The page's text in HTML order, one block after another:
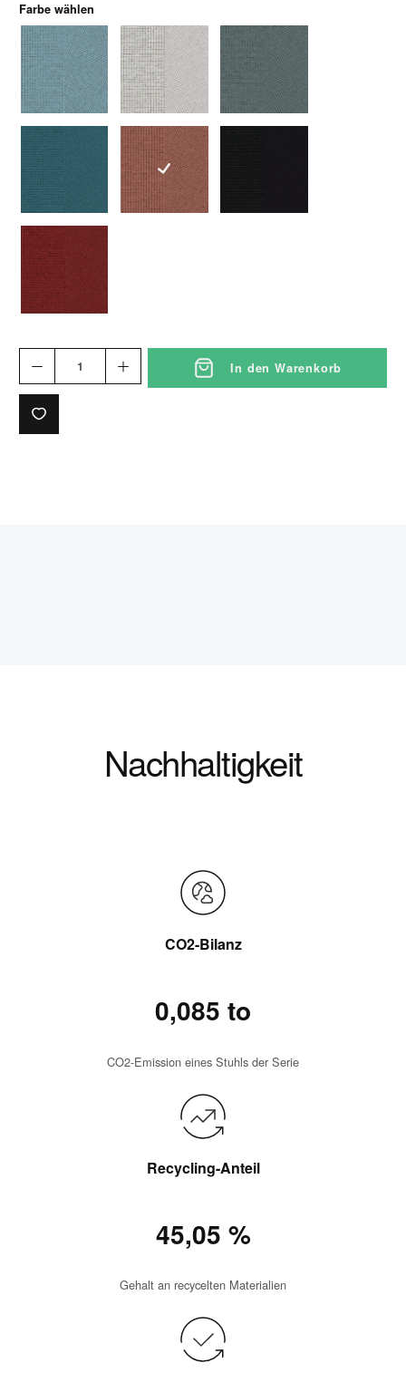
Farbe wählen
blaugrau(Netz1385Sitz1375)hellgrau(Netz1381Sitz1371)
petrol(Netz1386Sitz1376)rosé(Netz1384Sitz1374)
weinrot(Netz1383Sitz1373)
In den Warenkorb
Nachhaltigkeit
CO2-Bilanz
0,085 to
CO2-Emission eines Stuhls der Serie
Recycling-Anteil
45,05 %
Gehalt an recycelten Materialien